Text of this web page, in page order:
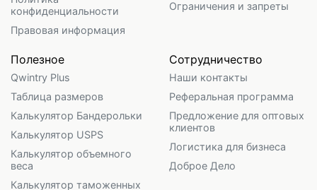
конфиденциальности
Правовая информация
Ограничения и запреты
Полезное
Qwintry Plus
Таблица размеров
Калькулятор Бандерольки
Калькулятор USPS
Калькулятор объемного
веса
Калькулятор таможенных
Сотрудничество
Наши контакты
Реферальная программа
Предложение для оптовых
клиентов
Логистика для бизнеса
Доброе Дело